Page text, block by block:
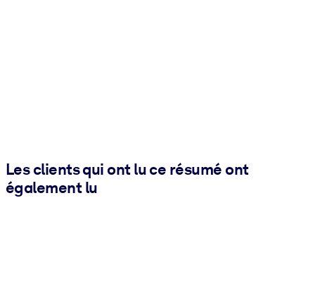
Les clients qui ont lu ce résumé ont
également lu